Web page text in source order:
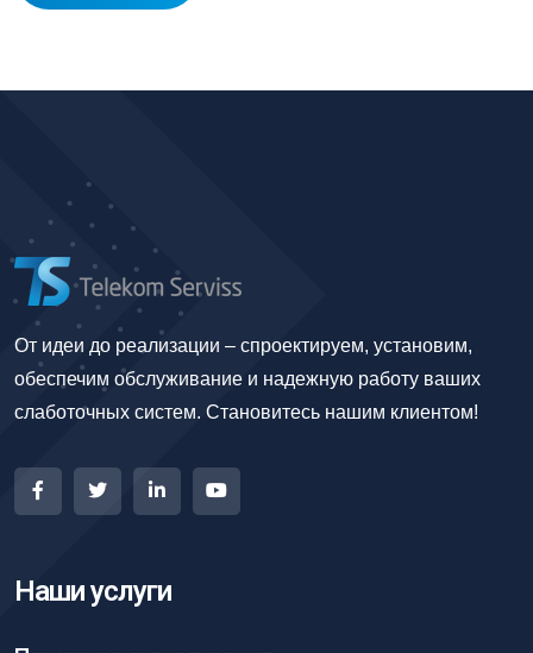
От идеи до реализации – спроектируем, установим,
обеспечим обслуживание и надежную работу ваших
слаботочных систем. Становитесь нашим клиентом!
Наши услуги